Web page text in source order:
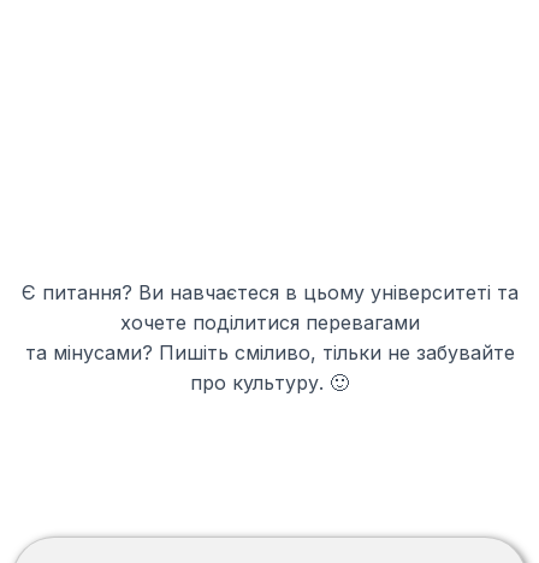
Є питання? Ви навчаєтеся в цьому університеті та
хочете поділитися перевагами
та мінусами? Пишіть сміливо, тільки не забувайте
про культуру. 🙂